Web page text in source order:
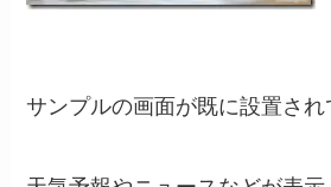
サンプルの画面が既に設置され